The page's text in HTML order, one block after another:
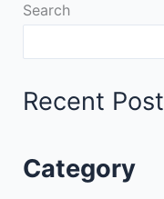
Search
Recent Post
Category